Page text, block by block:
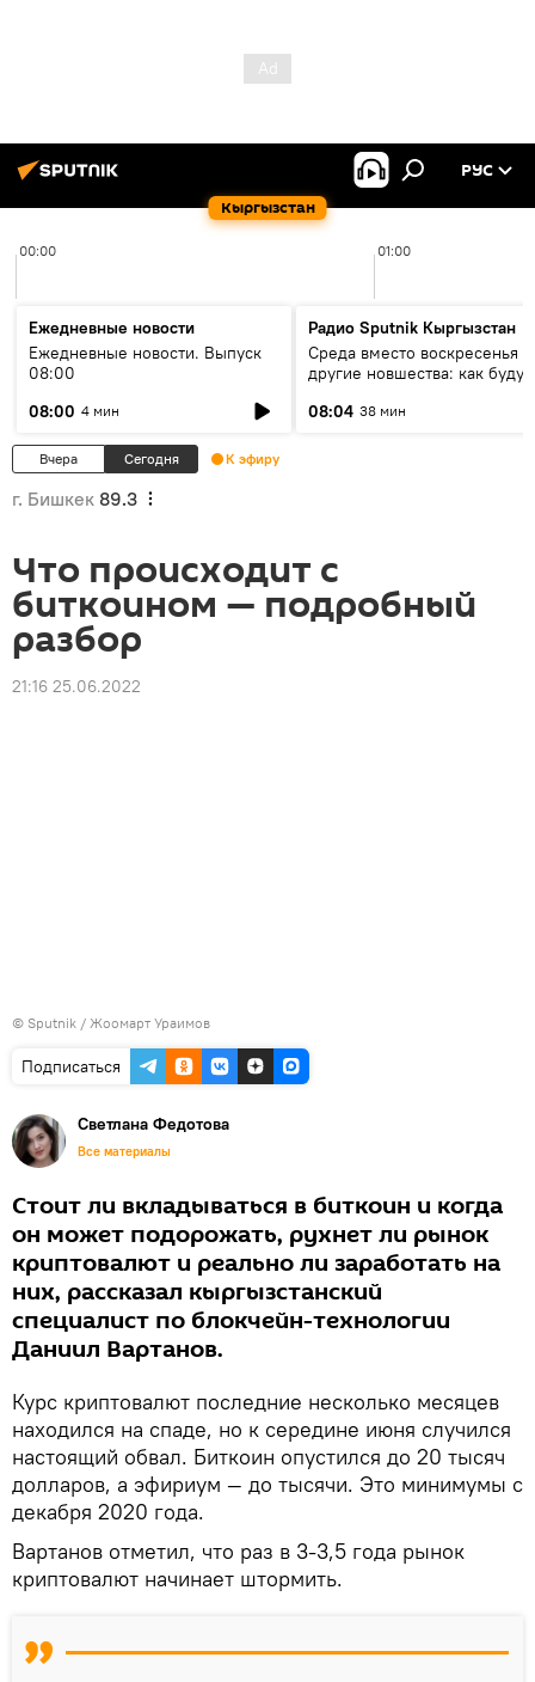
Кыргызстан
РУС
00:00 01:00
Ежедневные новости
Ежедневные новости. Выпуск
08:00
08:00 4 мин
Радио Sputnik Кыргызстан
Среда вместо воскресенья и
другие новшества: как будут
08:04 38 мин
Вчера Сегодня К эфиру
г. Бишкек 89.3
Что происходит с
биткоином — подробный
разбор
21:16 25.06.2022
© Sputnik / Жоомарт Ураимов
Подписаться
Светлана Федотова
Все материалы
Стоит ли вкладываться в биткоин и когда
он может подорожать, рухнет ли рынок
криптовалют и реально ли заработать на
них, рассказал кыргызстанский
специалист по блокчейн-технологии
Даниил Вартанов.
Курс криптовалют последние несколько месяцев
находился на спаде, но к середине июня случился
настоящий обвал. Биткоин опустился до 20 тысяч
долларов, а эфириум — до тысячи. Это минимумы с
декабря 2020 года.
Вартанов отметил, что раз в 3-3,5 года рынок
криптовалют начинает штормить.